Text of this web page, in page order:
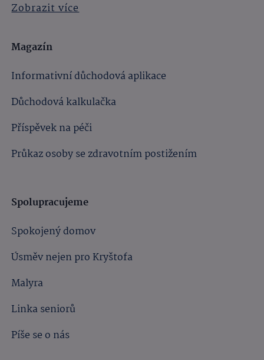
Zobrazit více
Magazín
Informativní důchodová aplikace
Důchodová kalkulačka
Příspěvek na péči
Průkaz osoby se zdravotním postižením
Spolupracujeme
Spokojený domov
Úsměv nejen pro Kryštofa
Malyra
Linka seniorů
Píše se o nás